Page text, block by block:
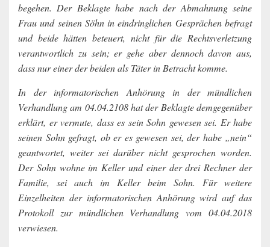
begehen. Der Beklagte habe nach der Abmahnung seine
Frau und seinen Söhn in eindringlichen Gesprächen befragt
und beide hätten beteuert, nicht für die Rechtsverletzung
verantwortlich zu sein; er gehe aber dennoch davon aus,
dass nur einer der beiden als Täter in Betracht komme.
In der informatorischen Anhörung in der mündlichen
Verhandlung am 04.04.2108 hat der Beklagte demgegenüber
erklärt, er vermute, dass es sein Sohn gewesen sei. Er habe
seinen Sohn gefragt, ob er es gewesen sei, der habe „nein“
geantwortet, weiter sei darüber nicht gesprochen worden.
Der Sohn wohne im Keller und einer der drei Rechner der
Familie, sei auch im Keller beim Sohn. Für weitere
Einzelheiten der informatorischen Anhörung wird auf das
Protokoll zur mündlichen Verhandlung vom 04.04.2018
verwiesen.